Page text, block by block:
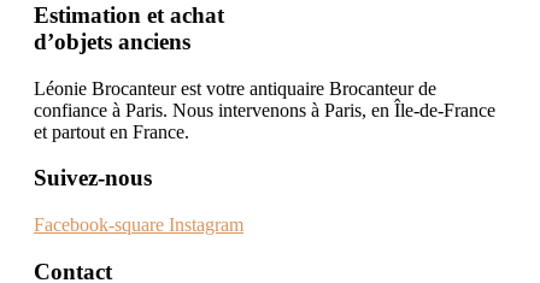
Estimation et achat
d’objets anciens
Léonie Brocanteur est votre antiquaire Brocanteur de
confiance à Paris. Nous intervenons à Paris, en Île-de-France
et partout en France.
Suivez-nous
Facebook-square Instagram
Contact